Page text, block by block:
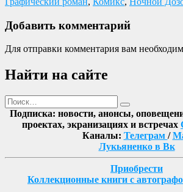
Добавить комментарий
Для отправки комментария вам
Найти на сайте
Поиск
Найти
Подписка: новости, анонсы,
проектах, экранизациях и встречах
Каналы: Телеграм /
Лукьяненко в Вк
Приобрести
Коллекционные книги с